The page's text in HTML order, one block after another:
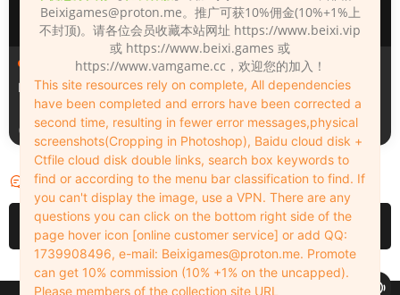
人物（Looks）
Monica_2_2_2
1天前
人物（Looks）
Lizhen2025
2天前
评论 0
请先登录
Beixigames@proton.me。推广可获10%佣金(10%+1%上
不封顶)。请各位会员收藏本站网址 https://www.beixi.vip
或 https://www.beixi.games 或
https://www.vamgame.cc，欢迎您的加入！
This site resources rely on complete, All dependencies
have been completed and errors have been corrected a
second time, resulting in fewer error messages,physical
screenshots(Cropping in Photoshop), Baidu cloud disk +
Ctfile cloud disk double links, search box keywords to
find or according to the menu bar classification to find. If
you can't display the image, use a VPN. There are any
questions you can click on the bottom right side of the
page hover icon [online customer service] or add QQ:
1739908496, e-mail: Beixigames@proton.me. Promote
can get 10% commission (10% +1% on the uncapped).
Please members of the collection site URL